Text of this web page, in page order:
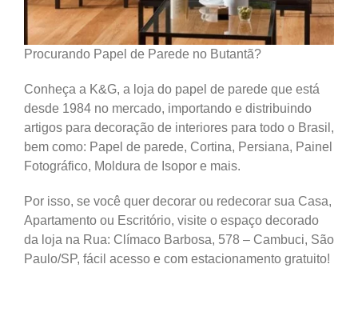
Procurando Papel de Parede no Butantã?
Conheça a K&G, a loja do papel de parede que está
desde 1984 no mercado, importando e distribuindo
artigos para decoração de interiores para todo o Brasil,
bem como: Papel de parede, Cortina, Persiana, Painel
Fotográfico, Moldura de Isopor e mais.
Por isso, se você quer decorar ou redecorar sua Casa,
Apartamento ou Escritório, visite o espaço decorado
da loja na Rua: Clímaco Barbosa, 578 – Cambuci, São
Paulo/SP, fácil acesso e com estacionamento gratuito!